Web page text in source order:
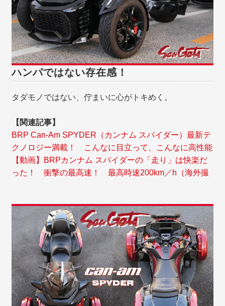
ハンパではない存在感！
タダモノではない、佇まいに心がトキめく。
【関連記事】
BRP Can-Am SPYDER（カンナム スパイダー）最新テ
クノロジー満載！ こんなに目立って、こんなに高性能
【動画】BRPカンナム スパイダーの「走り」は快楽だ
った！ 衝撃の最高速！ 最高時速200km／h（海外撮